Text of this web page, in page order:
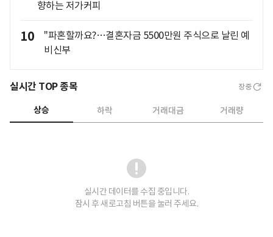
향하는 저가커피
10
"파혼할까요?…결혼자금 5500만원 주식으로 날린 예
비신부
실시간 TOP 종목 장중
상승 하락 거래대금 거래량
실시간 데이터를 수집 중입니다.
잠시 후 새로고침 버튼을 눌러 주세요.